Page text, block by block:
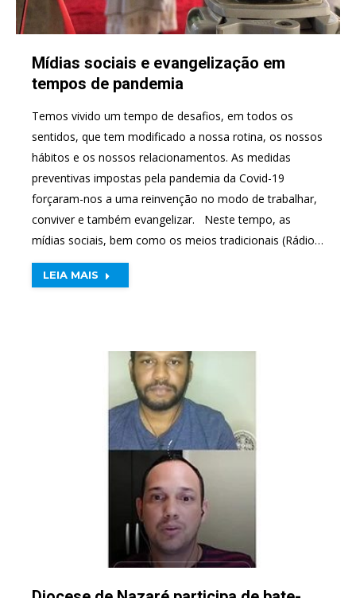
Mídias sociais e evangelização em
tempos de pandemia
Temos vivido um tempo de desafios, em todos os
sentidos, que tem modificado a nossa rotina, os nossos
hábitos e os nossos relacionamentos. As medidas
preventivas impostas pela pandemia da Covid-19
forçaram-nos a uma reinvenção no modo de trabalhar,
conviver e também evangelizar. Neste tempo, as
mídias sociais, bem como os meios tradicionais (Rádio…
LEIA MAIS